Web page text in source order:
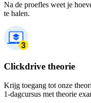
Na de proefles weet je
te halen.
Clickdrive theorie
Krijg toegang tot onze
1-dagcursus met theorie